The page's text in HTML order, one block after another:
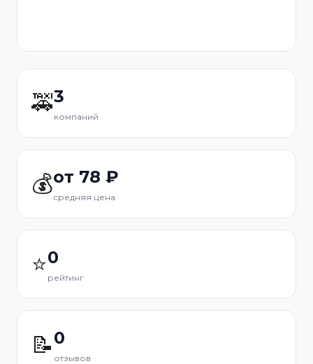
🚕3
компаний
💰от 78 ₽
средняя цена
⭐0
рейтинг
📝0
отзывов